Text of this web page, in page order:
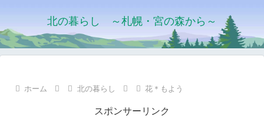
北の暮らし ～札幌・宮の森から～
ホーム 北の暮らし 花＊もよう
スポンサーリンク